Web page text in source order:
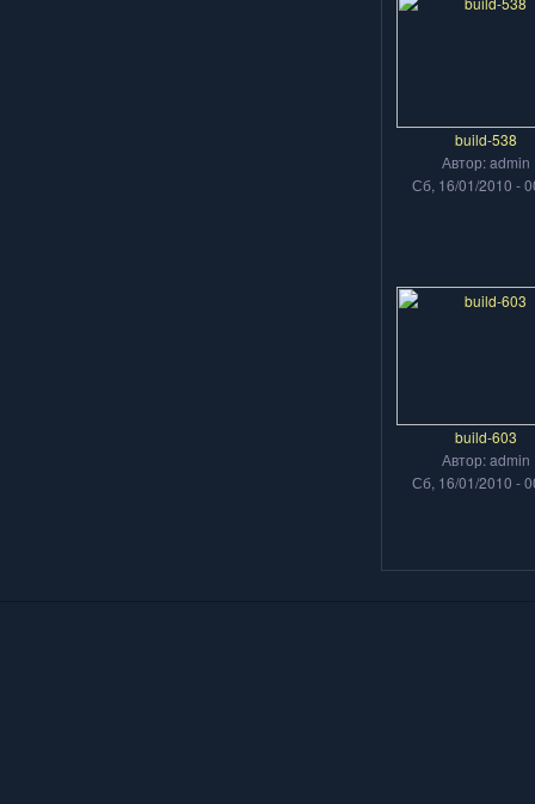
build-538
Автор: admin
Сб, 16/01/2010 -
build-603
Автор: admin
Сб, 16/01/2010 -